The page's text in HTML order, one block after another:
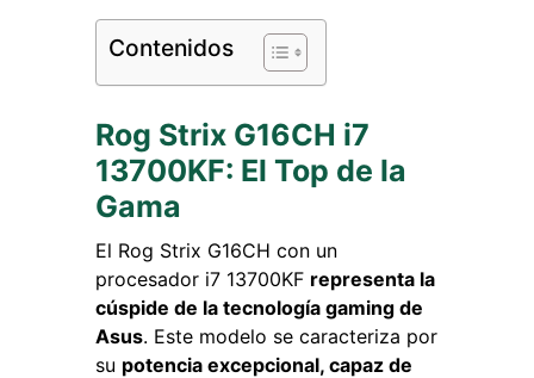
Contenidos
Rog Strix G16CH i7
13700KF: El Top de la
Gama
El Rog Strix G16CH con un
procesador i7 13700KF representa la
cúspide de la tecnología gaming de
Asus. Este modelo se caracteriza por
su potencia excepcional, capaz de